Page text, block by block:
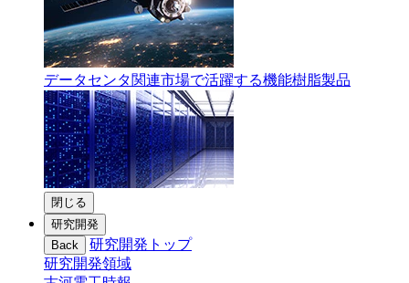
データセンタ関連市場で活躍する機能樹脂製品
閉じる
研究開発
Back
研究開発トップ
研究開発領域